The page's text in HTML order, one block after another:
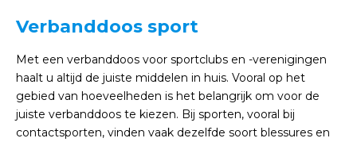
Verbanddoos sport
Met een verbanddoos voor sportclubs en -verenigingen
haalt u altijd de juiste middelen in huis. Vooral op het
gebied van hoeveelheden is het belangrijk om voor de
juiste verbanddoos te kiezen. Bij sporten, vooral bij
contactsporten, vinden vaak dezelfde soort blessures en